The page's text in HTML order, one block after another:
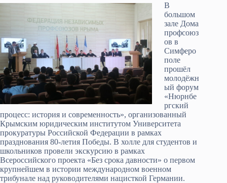
В
большом
зале Дома
профсоюз
ов в
Симферо
поле
прошёл
молодёжн
ый форум
«Нюрнбе
ргский
процесс: история и современность», организованный
Крымским юридическим институтом Университета
прокуратуры Российской Федерации в рамках
празднования 80-летия Победы. В холле для студентов и
школьников провели экскурсию в рамках
Всероссийского проекта «Без срока давности» о первом
крупнейшем в истории международном военном
трибунале над руководителями нацисткой Германии.